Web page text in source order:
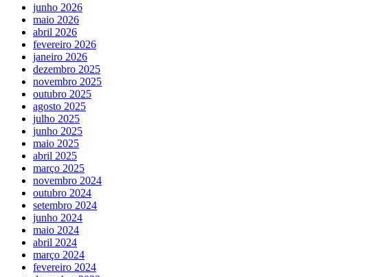
junho 2026
maio 2026
abril 2026
fevereiro 2026
janeiro 2026
dezembro 2025
novembro 2025
outubro 2025
agosto 2025
julho 2025
junho 2025
maio 2025
abril 2025
março 2025
novembro 2024
outubro 2024
setembro 2024
junho 2024
maio 2024
abril 2024
março 2024
fevereiro 2024